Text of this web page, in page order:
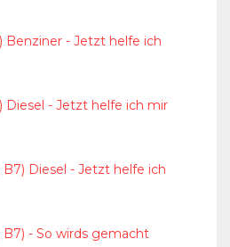
Benziner - Jetzt helfe ich
Diesel - Jetzt helfe ich mir
B7) Diesel - Jetzt helfe ich
B7) - So wirds gemacht